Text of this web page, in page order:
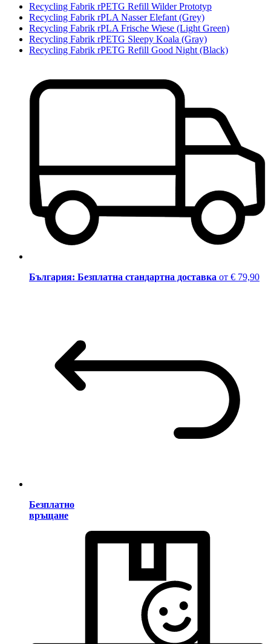
Recycling Fabrik rPETG Refill Wilder Prototyp
Recycling Fabrik rPLA Nasser Elefant (Grey)
Recycling Fabrik rPLA Frische Wiese (Light Green)
Recycling Fabrik rPETG Sleepy Koala (Gray)
Recycling Fabrik rPETG Refill Good Night (Black)
България: Безплатна стандартна доставка от € 79,90
Безплатно
връщане